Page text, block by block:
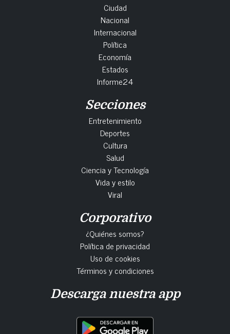
Ciudad
Nacional
Internacional
Política
Economía
Estados
Informe24
Secciones
Entretenimiento
Deportes
Cultura
Salud
Ciencia y Tecnología
Vida y estilo
Viral
Corporativo
¿Quiénes somos?
Política de privacidad
Uso de cookies
Términos y condiciones
Descarga nuestra app